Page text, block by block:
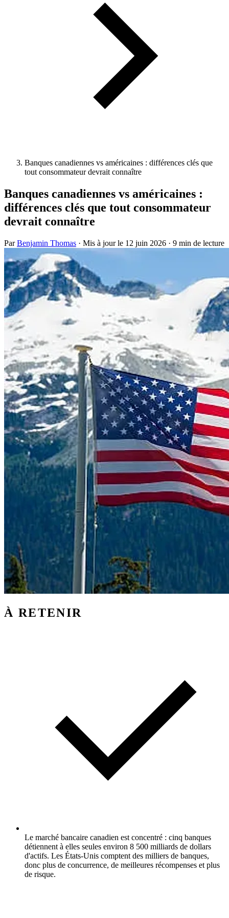
Banques canadiennes vs américaines : différences clés que
tout consommateur devrait connaître
Banques canadiennes vs américaines :
différences clés que tout consommateur
devrait connaître
ParBenjamin Thomas · Mis à jour le 12 juin 2026 · 9 min de lecture
À RETENIR
Le marché bancaire canadien est concentré : cinq banques
détiennent à elles seules environ 8 500 milliards de dollars
d'actifs. Les États-Unis comptent des milliers de banques,
donc plus de concurrence, de meilleures récompenses et plus
de risque.